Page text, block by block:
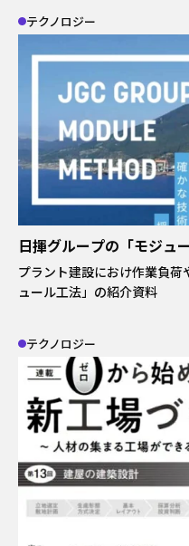
安全
テクノロジー
カーボンニュートラル
バイオ
サーキュラーエコノミー
働き方
わたしの仕事と日常
サステナビリティ推進
イベント
用語集
わたしたちについて
メー
#バイオものづくり
#佐久本太一シリーズ
#
#日揮グループの紹介
#
#身近なサステナビリティ
テクノロジー
日揮グループの「モジュ
プラント建設におけ作業負
ュール工法」の紹介資料
テクノロジー